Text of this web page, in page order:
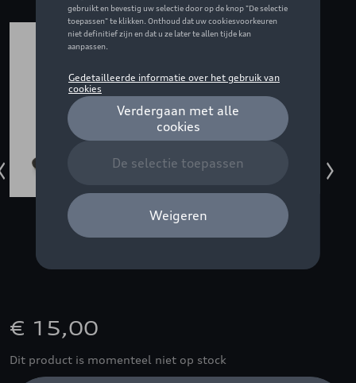
€ 15,00
Dit product is momenteel niet op stock